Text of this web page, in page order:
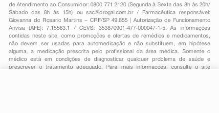
de Atendimento ao Consumidor: 0800 771 2120 (Segunda à Sexta das 8h às 20h/
Sábado das 8h às 15h) ou sac@drogal.com.br/ Farmacêutica responsável:
Giovanna do Rosario Martins – CRF/SP 49.855 | Autorização de Funcionamento
Anvisa (AFE): 7.15583.1 / CEVS: 353870901-477-000047-1-5. As informações
contidas neste site, como promoções e ofertas de remédios e medicamentos,
não devem ser usadas para automedicação e não substituem, em hipótese
alguma, a medicação prescrita pelo profissional da área médica. Somente o
médico está em condições de diagnosticar qualquer problema de saúde e
prescrever o tratamento adequado. Para mais informações, consulte o site